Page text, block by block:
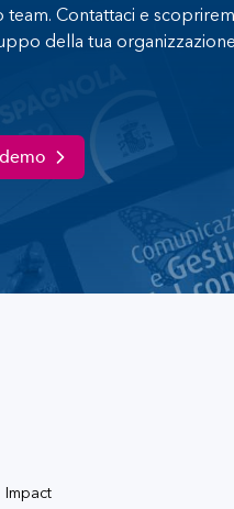
Contattaci e
della tua
Impact